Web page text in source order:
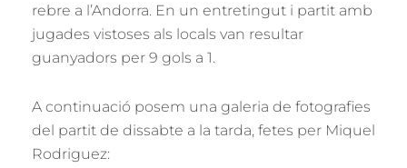
rebre a l’Andorra. En un entretingut i partit amb
jugades vistoses als locals van resultar
guanyadors per 9 gols a 1.
A continuació posem una galeria de fotografies
del partit de dissabte a la tarda, fetes per Miquel
Rodriguez: